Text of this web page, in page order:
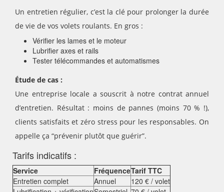
Un entretien régulier, c’est la clé pour prolonger la durée
de vie de vos volets roulants. En gros :
Vérifier les lames et le moteur
Lubrifier axes et rails
Tester télécommandes et automatismes
Étude de cas :
Une entreprise locale a souscrit à notre contrat annuel
d’entretien. Résultat : moins de pannes (moins 70 % !),
clients satisfaits et zéro stress pour les responsables. On
appelle ça “prévenir plutôt que guérir”.
Tarifs indicatifs :
Service FréquenceTarif TTC
Entretien complet
Annuel
120 € / volet